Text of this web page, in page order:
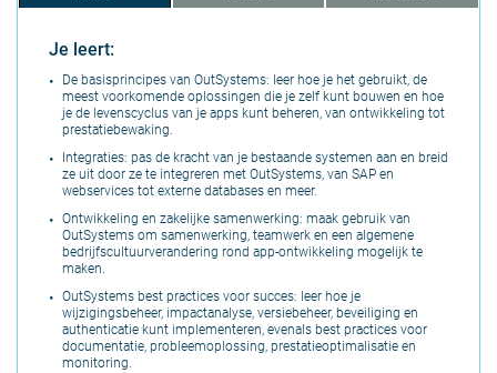
Je leert:
De basisprincipes van OutSystems: leer hoe je het gebruikt, de
meest voorkomende oplossingen die je zelf kunt bouwen en hoe
je de levenscyclus van je apps kunt beheren, van ontwikkeling tot
prestatiebewaking.
Integraties: pas de kracht van je bestaande systemen aan en breid
ze uit door ze te integreren met OutSystems, van SAP en
webservices tot externe databases en meer.
Ontwikkeling en zakelijke samenwerking: maak gebruik van
OutSystems om samenwerking, teamwerk en een algemene
bedrijfscultuurverandering rond app-ontwikkeling mogelijk te
maken.
OutSystems best practices voor succes: leer hoe je
wijzigingsbeheer, impactanalyse, versiebeheer, beveiliging en
authenticatie kunt implementeren, evenals best practices voor
documentatie, probleemoplossing, prestatieoptimalisatie en
monitoring.